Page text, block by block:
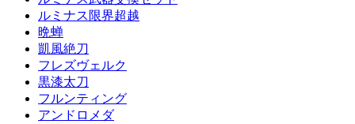
ルミナス限界超越
晩蝉
凱風絶刀
フレズヴェルク
黒漆太刀
フルンティング
アンドロメダ